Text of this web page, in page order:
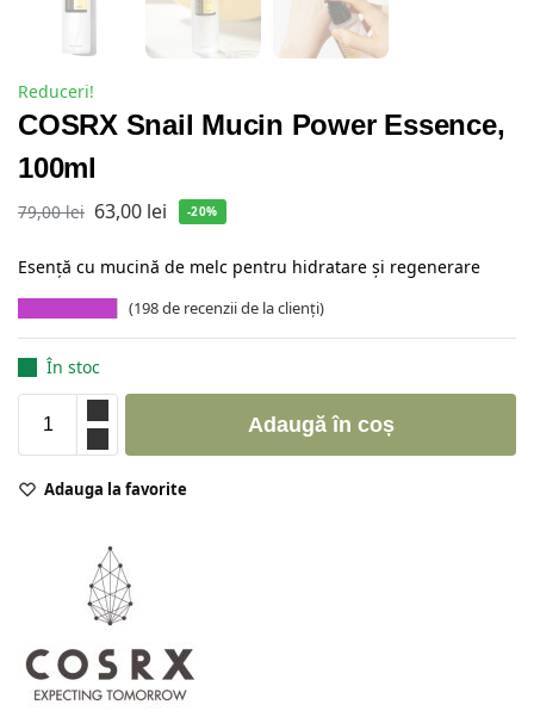
Reduceri!
COSRX Snail Mucin Power Essence,
100ml
79,00lei 63,00 lei -20%
Esență cu mucină de melc pentru hidratare și regenerare
(198de recenzii de la clienți)
În stoc
Adaugă în coș
Adauga la favorite